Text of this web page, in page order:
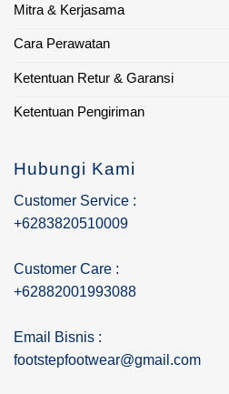
Mitra & Kerjasama
Cara Perawatan
Ketentuan Retur & Garansi
Ketentuan Pengiriman
Hubungi Kami
Customer Service :
+6283820510009
Customer Care :
+62882001993088
Email Bisnis :
footstepfootwear@gmail.com